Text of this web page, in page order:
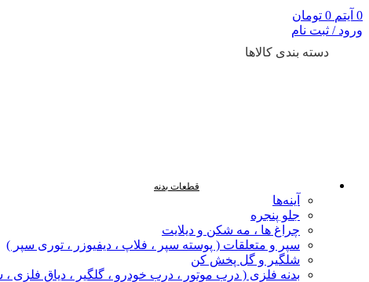
0 آیتم 0 تومان
ورود / ثبت نام
دسته بندی کالاها
قطعات بدنه
آینه‌ها
جلو پنجره
چراغ‌ ها ، مه‌ شکن و دیلایت
سپر و متعلقات ( پوسته سپر ، فلاپ ، دیفیوزر ، توری سپر )
شلگیر و گل‌ پخش‌ کن
بدنه فلزی ( درب موتور ، درب خودرو ، گلگیر ، دیاق فلزی ،